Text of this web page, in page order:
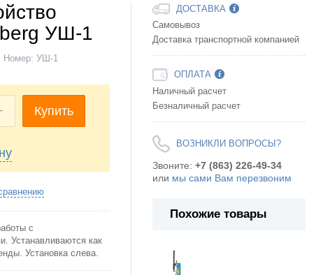
УШ-1
Номер: УШ-1
Купить
с
Устанавливаются как
Установка слева.
ДОСТАВКА
Самовывоз
Доставка транспортной компанией
ОПЛАТА
Наличный расчет
Безналичный расчет
ВОЗНИКЛИ ВОПРОСЫ?
Звоните: +7 (863) 226-49-34
или мы сами Вам перезвоним
Похожие товары